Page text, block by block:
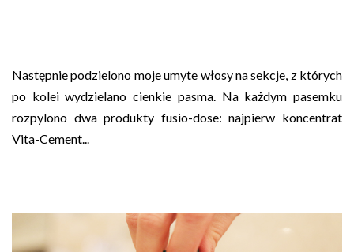
Następnie podzielono moje umyte włosy na sekcje, z których
po kolei wydzielano cienkie pasma. Na każdym pasemku
rozpylono dwa produkty fusio-dose: najpierw koncentrat
Vita-Cement...